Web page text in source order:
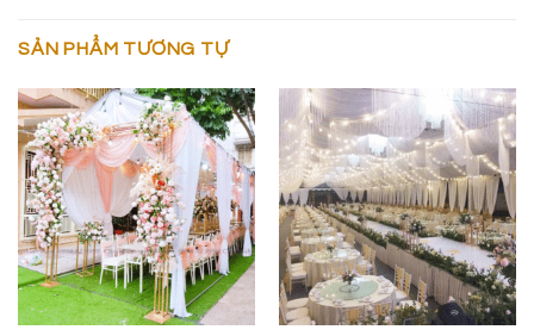
SẢN PHẨM TƯƠNG TỰ